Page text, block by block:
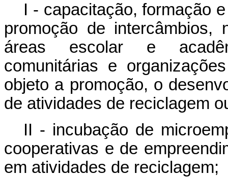
I - capacitação, formação
promoção de intercâmbios,
áreas escolar e
comunitárias e
objeto a promoção, o
de atividades de reciclagem
II - incubação de
cooperativas e de
em atividades de reciclagem;